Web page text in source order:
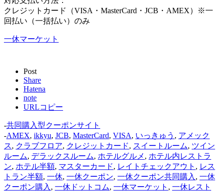
クレジットカード（VISA・MasterCard・JCB・AMEX）※一
回払い（一括払い）のみ
一休マーケット
Post
Share
Hatena
note
URLコピー
-共同購入型クーポンサイト
-AMEX, ikkyu, JCB, MasterCard, VISA, いっきゅう , アメック
ス, クラブフロア, クレジットカード, スイートルーム, ツイン
ルーム, デラックスルーム, ホテルグルメ , ホテル内レストラ
ン, ホテル半額, マスターカード, レイトチェックアウト , レス
トラン半額, 一休, 一休クーポン, 一休クーポン共同購入 , 一休
クーポン購入 , 一休ドットコム, 一休マーケット , 一休レスト